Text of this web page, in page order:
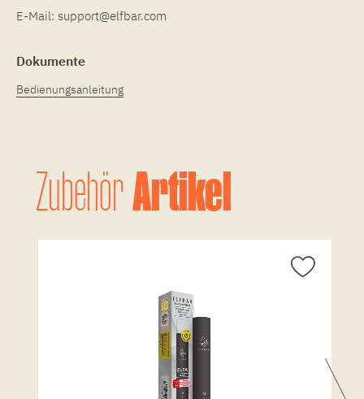
E-Mail: support@elfbar.com
Dokumente
Bedienungsanleitung
ZubehörArtikel